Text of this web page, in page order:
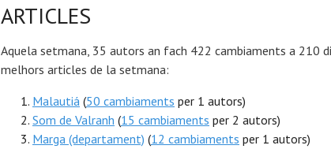
ARTICLES
Aquela setmana, 35 autors an fach 422 cambiaments a 210
melhors articles de la setmana:
Malautiá (50 cambiaments per 1 autors)
Som de Valranh (15 cambiaments per 2 autors)
Marga (departament) (12 cambiaments per 1 autors)